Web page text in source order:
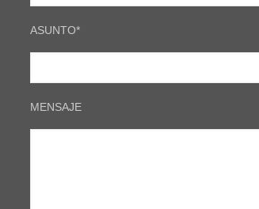
ASUNTO*
MENSAJE